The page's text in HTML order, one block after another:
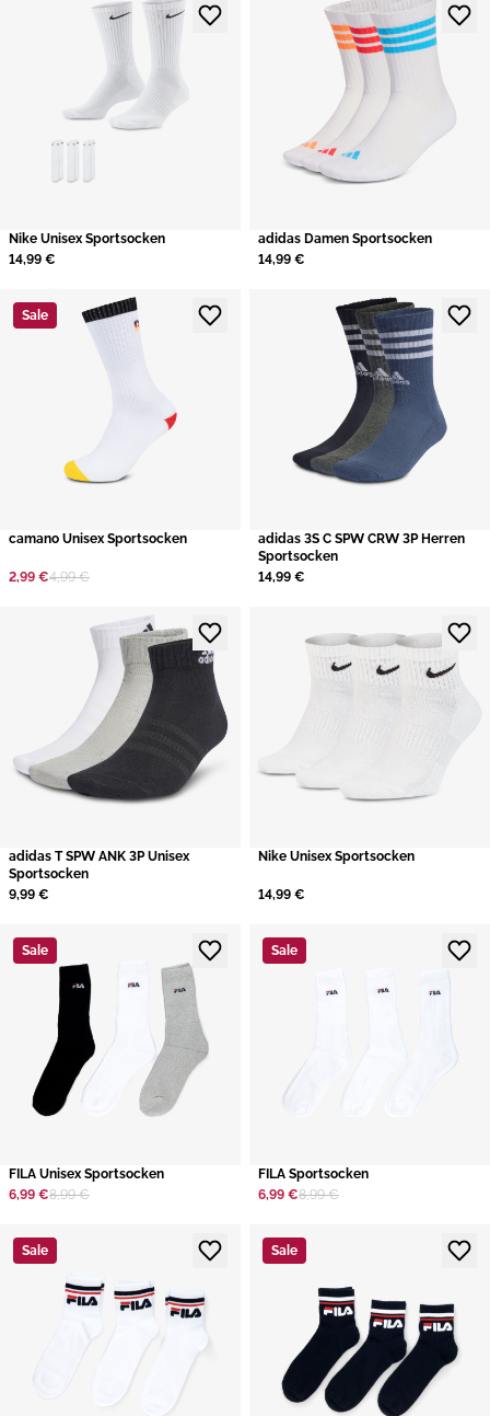
Nike Unisex Sportsocken
14,99 €
adidas Damen Sportsocken
14,99 €
Sale
camano Unisex Sportsocken
2,99 €4,99 €
adidas 3S C SPW CRW 3P Herren
Sportsocken
14,99 €
adidas T SPW ANK 3P Unisex
Sportsocken
9,99 €
Nike Unisex Sportsocken
14,99 €
Sale
FILA Unisex Sportsocken
6,99 €8,99 €
Sale
​FILA Sportsocken
6,99 €8,99 €
Sale Sale